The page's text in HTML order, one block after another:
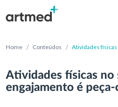
Home / Conteúdos / Atividades
Atividades físicas no
engajamento é peça-